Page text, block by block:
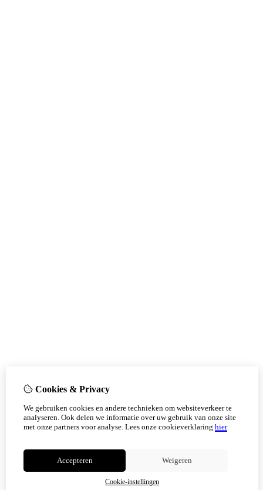
Cookies & Privacy
We gebruiken cookies en andere technieken om websiteverkeer te
analyseren. Ook delen we informatie over uw gebruik van onze site
met onze partners voor analyse. Lees onze cookieverklaring hier
Accepteren Weigeren
Cookie-instellingen